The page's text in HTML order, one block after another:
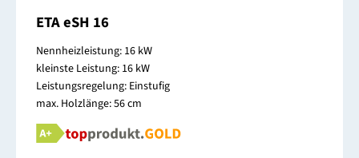
ETA eSH 16
Nennheizleistung: 16 kW
kleinste Leistung: 16 kW
Leistungsregelung: Einstufig
max. Holzlänge: 56 cm